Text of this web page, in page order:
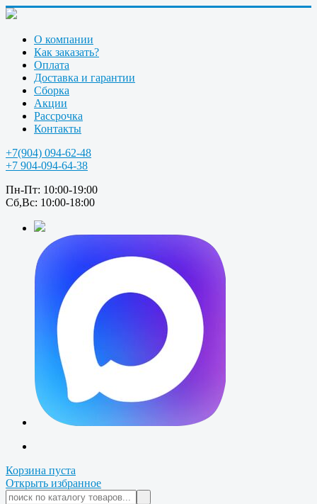
О компании
Как заказать?
Оплата
Доставка и гарантии
Сборка
Акции
Рассрочка
Контакты
+7(904) 094-62-48
+7 904-094-64-38
Пн-Пт: 10:00-19:00
Сб,Вс: 10:00-18:00
Корзина пуста
Открыть избранное